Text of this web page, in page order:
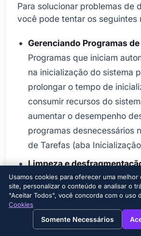
View this page in English?
Para solucionar problemas de
você pode tentar os seguintes
Gerenciando Programas
Programas que iniciam
na inicialização do sistema
prolongar o tempo de
consumir recursos do
aumentar o desempenho
programas desnecessários
de Tarefas (aba
Limpeza e
Com o tempo, arquivos
fragmentados se acumulam
afetar negativamente o
sistema. Você pode limpar
Usamos cookies para oferecer uma
site, personalizar o conteúdo e analisar o
"Aceitar Todos", você concorda com o uso
Cookies
Somente Necessários